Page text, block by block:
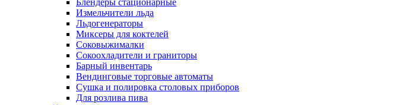
Блендеры стационарные
Измельчители льда
Льдогенераторы
Миксеры для коктелей
Соковыжималки
Сокоохладители и граниторы
Барный инвентарь
Вендинговые торговые автоматы
Сушка и полировка столовых приборов
Для розлива пива